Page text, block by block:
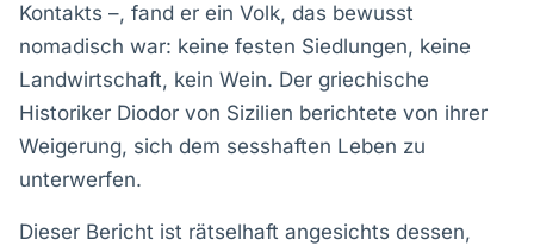
Kontakts –, fand er ein Volk, das bewusst
nomadisch war: keine festen Siedlungen, keine
Landwirtschaft, kein Wein. Der griechische
Historiker Diodor von Sizilien berichtete von ihrer
Weigerung, sich dem sesshaften Leben zu
unterwerfen.
Dieser Bericht ist rätselhaft angesichts dessen,